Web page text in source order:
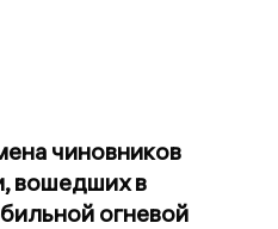
чиновников
вошедших в
огневой